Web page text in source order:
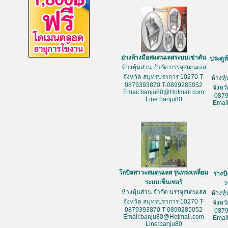
อ่างล้างมือสแตนเลสระบบเข่าดัน
ห้างหุ้นส่วน จำกัด บรรจุสเตนเลส
จังหวัด สมุทรปราการ 10270 T-
0879393870 T-0899285052
Email:banju80@Hotmail.com
Line:banju80
ประตู
ห้างหุ้
จังห
โถปัสสาวะสแตนเลส รุ่นทรงเหลี่ยม
ระบบเซ็นเซอร์
ห้างหุ้นส่วน จำกัด บรรจุสเตนเลส
จังหวัด สมุทรปราการ 10270 T-
0879393870 T-0899285052
Email:banju80@Hotmail.com
Line:banju80
ราง
ห้างหุ้
จังห